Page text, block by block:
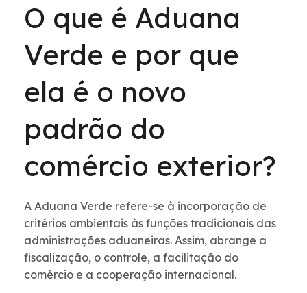
O que é Aduana
Verde e por que
ela é o novo
padrão do
comércio exterior?
A Aduana Verde refere-se à incorporação de
critérios ambientais às funções tradicionais das
administrações aduaneiras. Assim, abrange a
fiscalização, o controle, a facilitação do
comércio e a cooperação internacional.